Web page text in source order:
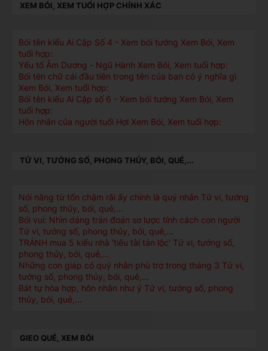
XEM BÓI, XEM TUỔI HỢP CHÍNH XÁC
Bói tên kiểu Ai Cập Số 4 - Xem bói tướng Xem Bói, Xem
tuổi hợp:
Yếu tố Âm Dương - Ngũ Hành Xem Bói, Xem tuổi hợp:
Bói tên chữ cái đầu tiên trong tên của bạn có ý nghĩa gì
Xem Bói, Xem tuổi hợp:
Bói tên kiểu Ai Cập số 6 - Xem bói tướng Xem Bói, Xem
tuổi hợp:
Hôn nhân của người tuổi Hợi Xem Bói, Xem tuổi hợp:
TỬ VI, TƯỚNG SỐ, PHONG THỦY, BÓI, QUẺ,...
Nói năng từ tốn chậm rãi ấy chính là quý nhân Tử vi, tướng
số, phong thủy, bói, quẻ,...
Bói vui: Nhìn dáng trán đoán sơ lược tính cách con người
Tử vi, tướng số, phong thủy, bói, quẻ,...
TRÁNH mua 5 kiểu nhà 'tiêu tài tán lộc' Tử vi, tướng số,
phong thủy, bói, quẻ,...
Những con giáp có quý nhân phù trợ trong tháng 3 Tử vi,
tướng số, phong thủy, bói, quẻ,...
Bát tự hòa hợp, hôn nhân như ý Tử vi, tướng số, phong
thủy, bói, quẻ,...
GIEO QUẺ, XEM BÓI